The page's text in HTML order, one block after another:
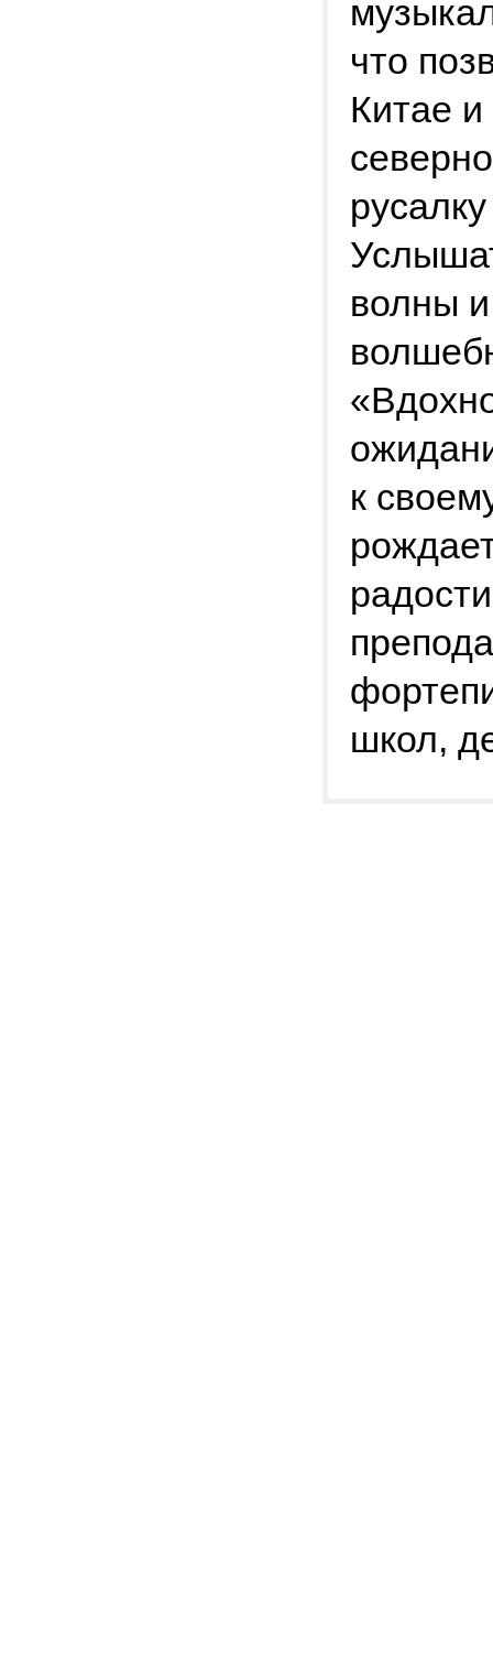
что
Китае
волны
к
школ,